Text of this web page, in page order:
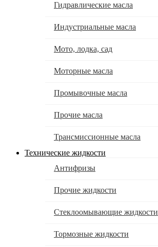
Гидравлические масла
Индустриальные масла
Мото, лодка, сад
Моторные масла
Промывочные масла
Прочие масла
Трансмиссионные масла
Технические жидкости
Антифризы
Прочие жидкости
Стеклоомывающие жидкости
Тормозные жидкости